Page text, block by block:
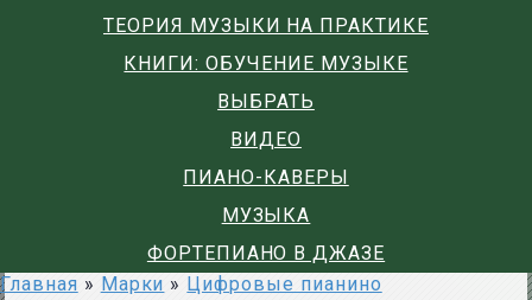
ТЕОРИЯ МУЗЫКИ НА ПРАКТИКЕ
КНИГИ: ОБУЧЕНИЕ МУЗЫКЕ
ВЫБРАТЬ
ВИДЕО
ПИАНО-КАВЕРЫ
МУЗЫКА
ФОРТЕПИАНО В ДЖАЗЕ
Главная » Марки » Цифровые пианино